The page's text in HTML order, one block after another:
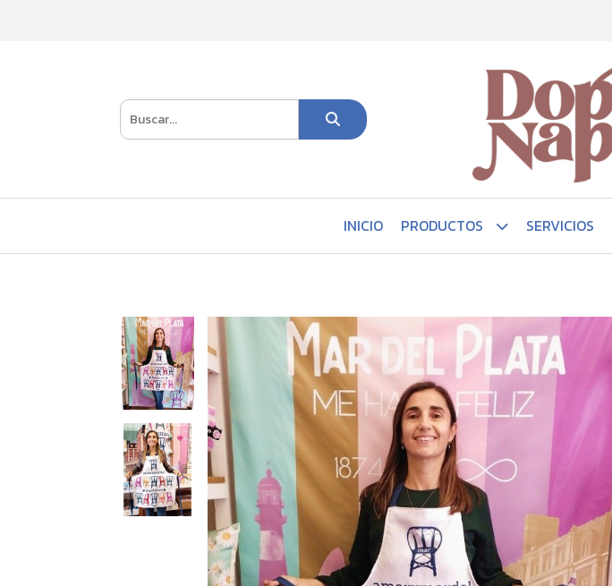
INICIO PRODUCTOS SERVICIOS